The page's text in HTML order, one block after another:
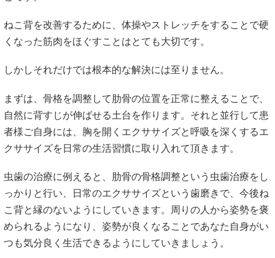
ねこ背を改善するために、体操やストレッチをすることで硬
くなった筋肉をほぐすことはとても大切です。
しかしそれだけでは根本的な解決には至りません。
まずは、骨格を調整して肋骨の位置を正常に整えることで、
自然に背すじが伸ばせる土台を作ります。それと並行して患
者様ご自身には、胸を開くエクササイズと呼吸を深くするエ
クササイズを日常の生活習慣に取り入れて頂きます。
虫歯の治療に例えると、肋骨の骨格調整という虫歯治療をし
っかりと行い、日常のエクササイズという歯磨きで、今後ね
こ背と縁のないようにしていきます。周りの人から姿勢を褒
められるようになり、姿勢が良くなることであなた自身がい
つも気分良く生活できるようにしていきましょう。